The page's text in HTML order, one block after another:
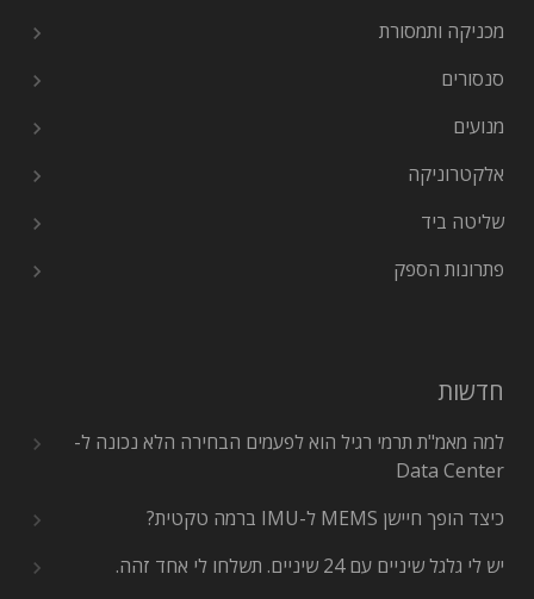
מכניקה ותמסורת
סנסורים
מנועים
אלקטרוניקה
שליטה ביד
פתרונות הספק
חדשות
למה מאמ"ת תרמי רגיל הוא לפעמים הבחירה הלא נכונה ל-
Data Center
כיצד הופך חיישן MEMS ל-IMU ברמה טקטית?
יש לי גלגל שיניים עם 24 שיניים. תשלחו לי אחד זהה.